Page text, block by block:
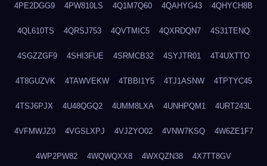
4PE2DGG9 4PW810LS 4Q1M7Q60 4QAHYG43 4QHYCH8B
4QL610TS 4QRSJ753 4QVTMIC5 4QXRDQN7 4S31TENQ
4SGZZGF9 4SHI3FUE 4SRMCB32 4SYJTR01 4T4UXTTO
4T8GUZVK 4TAWVEKW 4TBBI1Y5 4TJ1ASNW 4TPTYC45
4TSJ6PJX 4U48QGQ2 4UMM8LXA 4UNHPQM1 4URT243L
4VFMWJZ0 4VGSLXPJ 4VJZYO02 4VNW7KSQ 4W6ZE1F7
4WP2PW82 4WQWQXX8 4WXQZN38 4X7TT8GV